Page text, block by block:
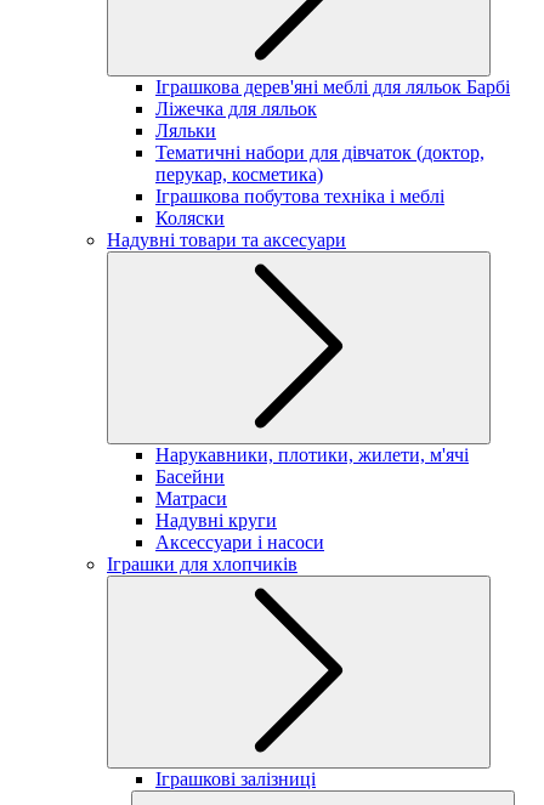
Іграшкова дерев'яні меблі для ляльок Барбі
Ліжечка для ляльок
Ляльки
Тематичні набори для дівчаток (доктор,
перукар, косметика)
Іграшкова побутова техніка і меблі
Коляски
Надувні товари та аксесуари
Нарукавники, плотики, жилети, м'ячі
Басейни
Матраси
Надувні круги
Аксессуари і насоси
Іграшки для хлопчиків
Іграшкові залізниці